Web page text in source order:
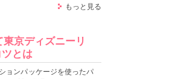
もっと見る
京ディズニーリ
とは
ョンパッケージを使ったパ